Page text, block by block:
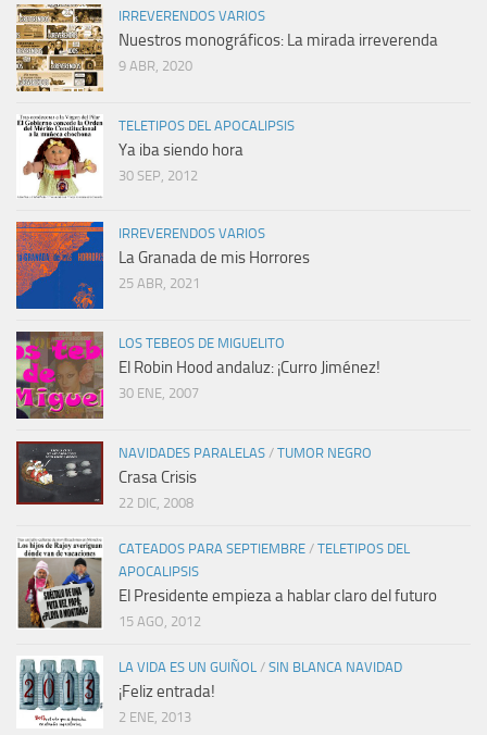
IRREVERENDOS VARIOS
Nuestros monográficos: La mirada irreverenda
9 ABR, 2020
TELETIPOS DEL APOCALIPSIS
Ya iba siendo hora
30 SEP, 2012
IRREVERENDOS VARIOS
La Granada de mis Horrores
25 ABR, 2021
LOS TEBEOS DE MIGUELITO
El Robin Hood andaluz: ¡Curro Jiménez!
30 ENE, 2007
NAVIDADES PARALELAS / TUMOR NEGRO
Crasa Crisis
22 DIC, 2008
CATEADOS PARA SEPTIEMBRE / TELETIPOS DEL
APOCALIPSIS
El Presidente empieza a hablar claro del futuro
15 AGO, 2012
LA VIDA ES UN GUIÑOL / SIN BLANCA NAVIDAD
¡Feliz entrada!
2 ENE, 2013